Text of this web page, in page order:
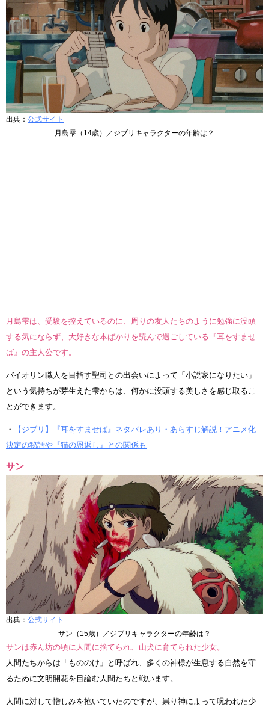
出典： 公式サイト
月島雫（14歳）／ジブリキャラクターの年齢は？
月島雫は、受験を控えているのに、周りの友人たちのように勉強に没頭
する気にならず、大好きな本ばかりを読んで過ごしている『耳をすませ
ば』の主人公です。
バイオリン職人を目指す聖司との出会いによって「小説家になりたい」
という気持ちが芽生えた雫からは、何かに没頭する美しさを感じ取るこ
とができます。
・
【ジブリ】『耳をすませば』ネタバレあり・あらすじ解説！アニメ化
決定の秘話や『猫の恩返し』との関係も
サン
出典： 公式サイト
サン（15歳）／ジブリキャラクターの年齢は？
サンは赤ん坊の頃に人間に捨てられ、山犬に育てられた少女。
人間たちからは「もののけ」と呼ばれ、多くの神様が生息する自然を守
るために文明開花を目論む人間たちと戦います。
人間に対して憎しみを抱いていたのですが、祟り神によって呪われた少